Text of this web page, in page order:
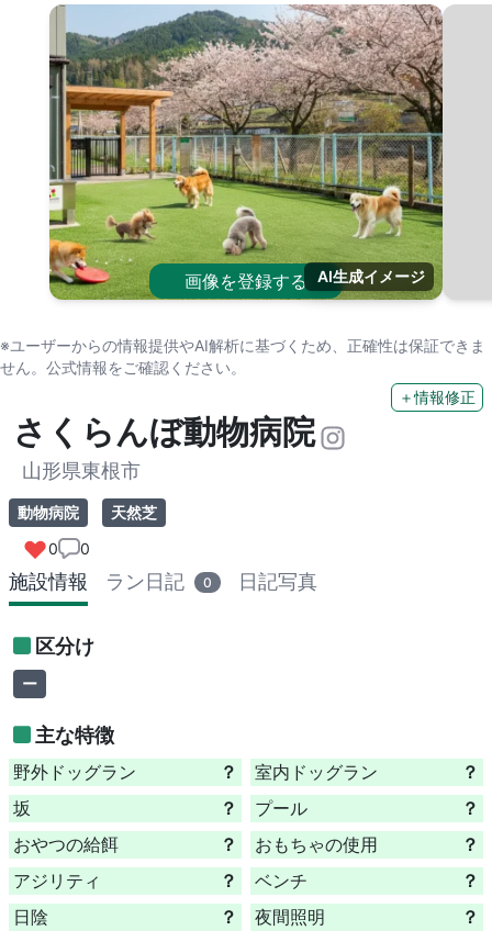
画像を登録する AI生成イメージ
※ユーザーからの情報提供やAI解析に基づくため、正確性は保証できま
せん。公式情報をご確認ください。
＋情報修正
さくらんぼ動物病院
山形県東根市
動物病院
天然芝
0
0
施設情報 ラン日記 0 日記写真
区分け
ー
主な特徴
野外ドッグラン ？ 室内ドッグラン
？
坂
？ プール
？
おやつの給餌
？ おもちゃの使用
？
アジリティ
？ ベンチ
？
日陰
？ 夜間照明 ？